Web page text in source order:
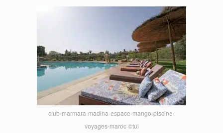
club-marmara-madina-espace-mango-piscine-
voyages-maroc ©tui